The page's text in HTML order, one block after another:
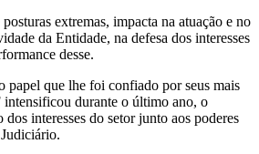
extremas, impacta na atuação e no
da Entidade, na defesa dos interesses
desse.
papel que lhe foi confiado por seus mais
intensificou durante o último ano, o
dos interesses do setor junto aos poderes